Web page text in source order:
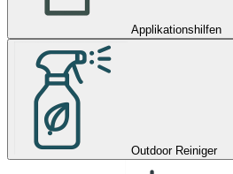
Applikationshilfen
Outdoor Reiniger